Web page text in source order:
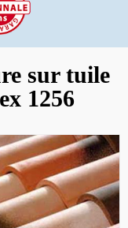
sur tuile
1256